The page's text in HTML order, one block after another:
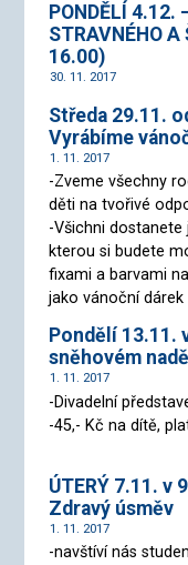
PONDĚLÍ 4.12.
STRAVNÉHO A
16.00)
30. 11. 2017
Středa 29.11.
Vyrábíme
1. 11. 2017
-Zveme všechny
děti na tvořivé
-Všichni dostanete
kterou si budete
fixami a barvami
jako vánoční dárek
Pondělí 13.11.
sněhovém
1. 11. 2017
-Divadelní
-45,- Kč na dítě,
ÚTERÝ 7.11. v
Zdravý úsměv
1. 11. 2017
-navštíví nás